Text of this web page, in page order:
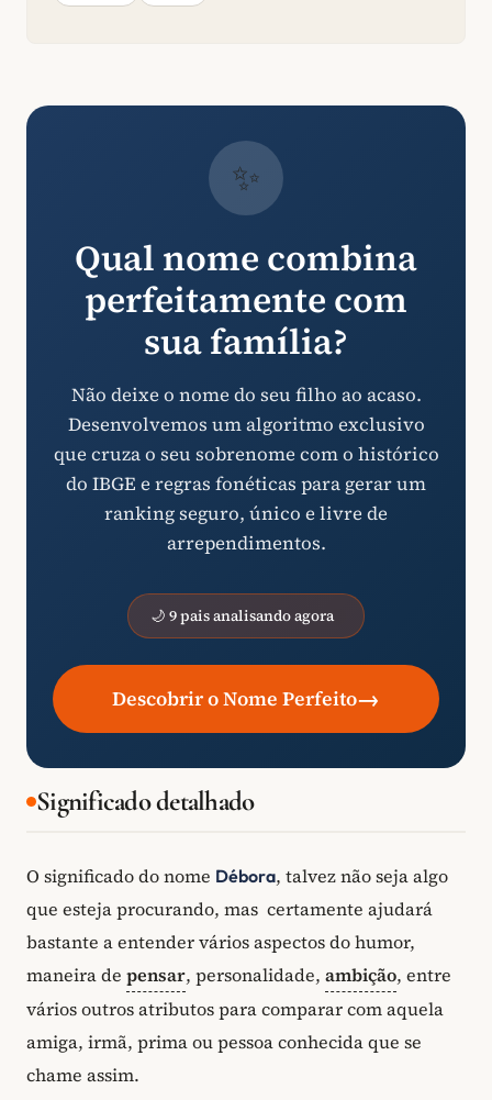
✨
Qual nome combina
perfeitamente com
sua família?
Não deixe o nome do seu filho ao acaso.
Desenvolvemos um algoritmo exclusivo
que cruza o seu sobrenome com o histórico
do IBGE e regras fonéticas para gerar um
ranking seguro, único e livre de
arrependimentos.
🌙 9 pais analisando agora
Descobrir o Nome Perfeito→
Significado detalhado
O significado do nome Débora, talvez não seja algo
que esteja procurando, mas certamente ajudará
bastante a entender vários aspectos do humor,
maneira de pensar, personalidade, ambição, entre
vários outros atributos para comparar com aquela
amiga, irmã, prima ou pessoa conhecida que se
chame assim.